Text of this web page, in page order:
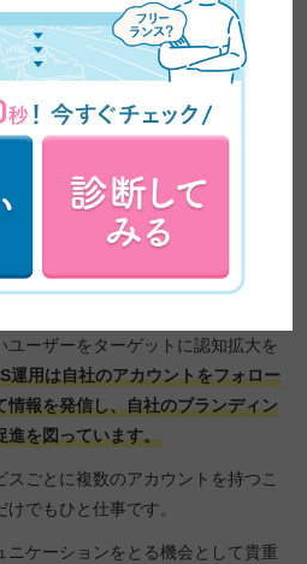
異なるので、ターゲット層に近い媒
のもSNS広告の強み。
ィスプレイ広告にはないSNS広告の
シェアによる拡散があります。
不可能ではありません。
ユーザーをターゲットに認知拡大を
運用は自社のアカウントをフォロー
情報を発信し、自社のブランディン
進を図っています。
ごとに複数のアカウントを持つこ
でもひと仕事です。
ニケーションをとる機会として貴重